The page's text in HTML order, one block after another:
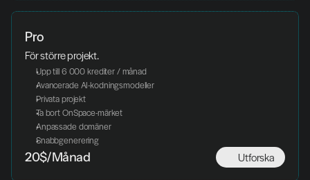
Pro
För större projekt.
Upp till 6 000 krediter / månad
Avancerade AI-kodningsmodeller
Privata projekt
Ta bort OnSpace-märket
Anpassade domäner
Snabbgenerering
Utforska
20$/Månad